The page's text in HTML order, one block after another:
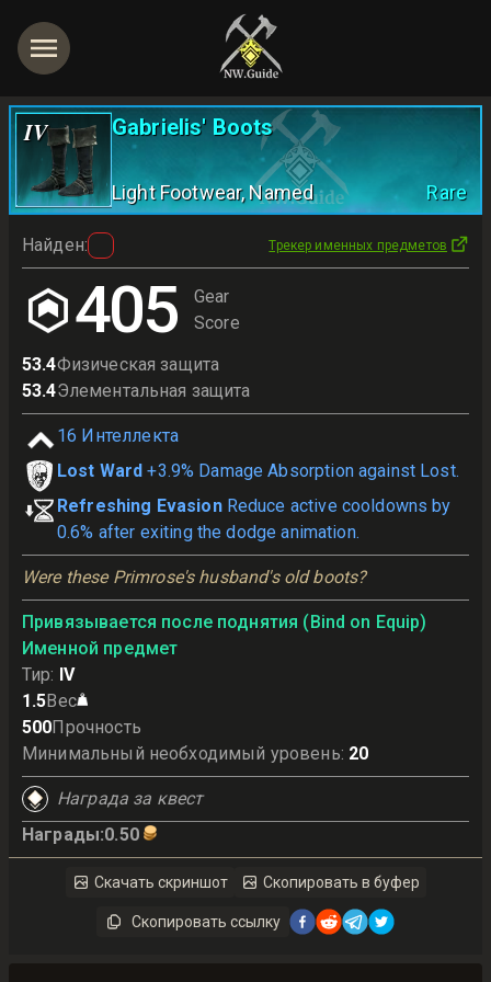
IV Gabrielis' Boots
Light Footwear, Named Rare
Найден: Трекер именных предметов
405
Gear
Score
53.4Физическая защита
53.4Элементальная защита
16 Интеллекта
Lost Ward +3.9% Damage Absorption against Lost.
Refreshing Evasion Reduce active cooldowns by
0.6% after exiting the dodge animation.
Were these Primrose's husband's old boots?
Привязывается после поднятия (Bind on Equip)
Именной предмет
Тир: IV
1.5Вес
500Прочность
Минимальный необходимый уровень: 20
Награда за квест
Награды:0.50
Скачать скриншот Скопировать в буфер
Скопировать ссылку